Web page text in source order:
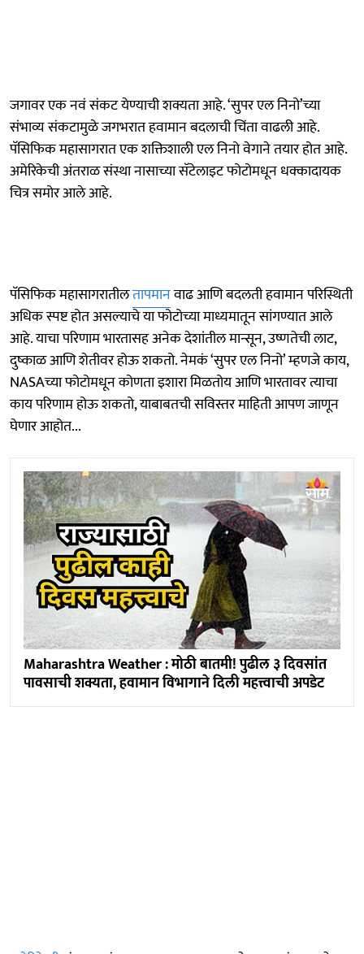
जगावर एक नवं संकट येण्याची शक्यता आहे. ‘सुपर एल निनो’च्या
संभाव्य संकटामुळे जगभरात हवामान बदलाची चिंता वाढली आहे.
पॅसिफिक महासागरात एक शक्तिशाली एल निनो वेगाने तयार होत आहे.
अमेरिकेची अंतराळ संस्था नासाच्या सॅटेलाइट फोटोमधून धक्कादायक
चित्र समोर आले आहे.
पॅसिफिक महासागरातीलतापमानवाढ आणि बदलती हवामान परिस्थिती
अधिक स्पष्ट होत असल्याचे या फोटोच्या माध्यमातून सांगण्यात आले
आहे. याचा परिणाम भारतासह अनेक देशांतील मान्सून, उष्णतेची लाट,
दुष्काळ आणि शेतीवर होऊ शकतो. नेमकं ‘सुपर एल निनो’ म्हणजे काय,
NASAच्या फोटोमधून कोणता इशारा मिळतोय आणि भारतावर त्याचा
काय परिणाम होऊ शकतो, याबाबतची सविस्तर माहिती आपण जाणून
घेणार आहोत...
Maharashtra Weather : मोठी बातमी! पुढील ३ दिवसांत
पावसाची शक्यता, हवामान विभागाने दिली महत्त्वाची अपडेट